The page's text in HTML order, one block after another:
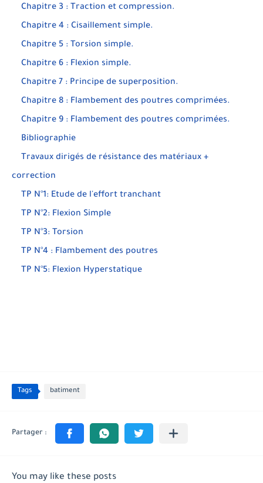
Chapitre 3 : Traction et compression.
Chapitre 4 : Cisaillement simple.
Chapitre 5 : Torsion simple.
Chapitre 6 : Flexion simple.
Chapitre 7 : Principe de superposition.
Chapitre 8 : Flambement des poutres comprimées.
Chapitre 9 : Flambement des poutres comprimées.
Bibliographie
Travaux dirigés de résistance des matériaux +
correction
TP N°1: Etude de l'effort tranchant
TP N°2: Flexion Simple
TP N°3: Torsion
TP N°4 : Flambement des poutres
TP N°5: Flexion Hyperstatique
Tags batiment
You may like these posts